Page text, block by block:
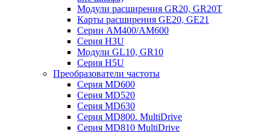
Модули расширения GR20, GR20T
Карты расширения GE20, GE21
Серии AM400/AM600
Серия H3U
Модули GL10, GR10
Серия H5U
Преобразователи частоты
Серия MD600
Серия MD520
Серия MD630
Серия MD800. MultiDrive
Серия MD810 MultiDrive